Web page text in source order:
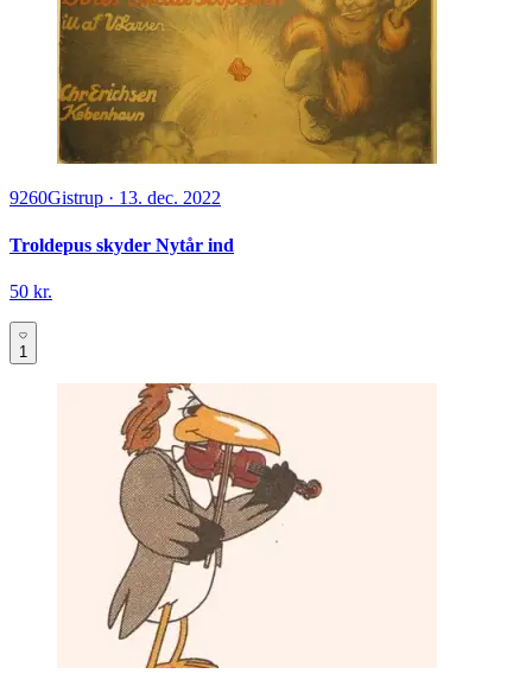
9260Gistrup · 13. dec. 2022
Troldepus skyder Nytår ind
50 kr.
1